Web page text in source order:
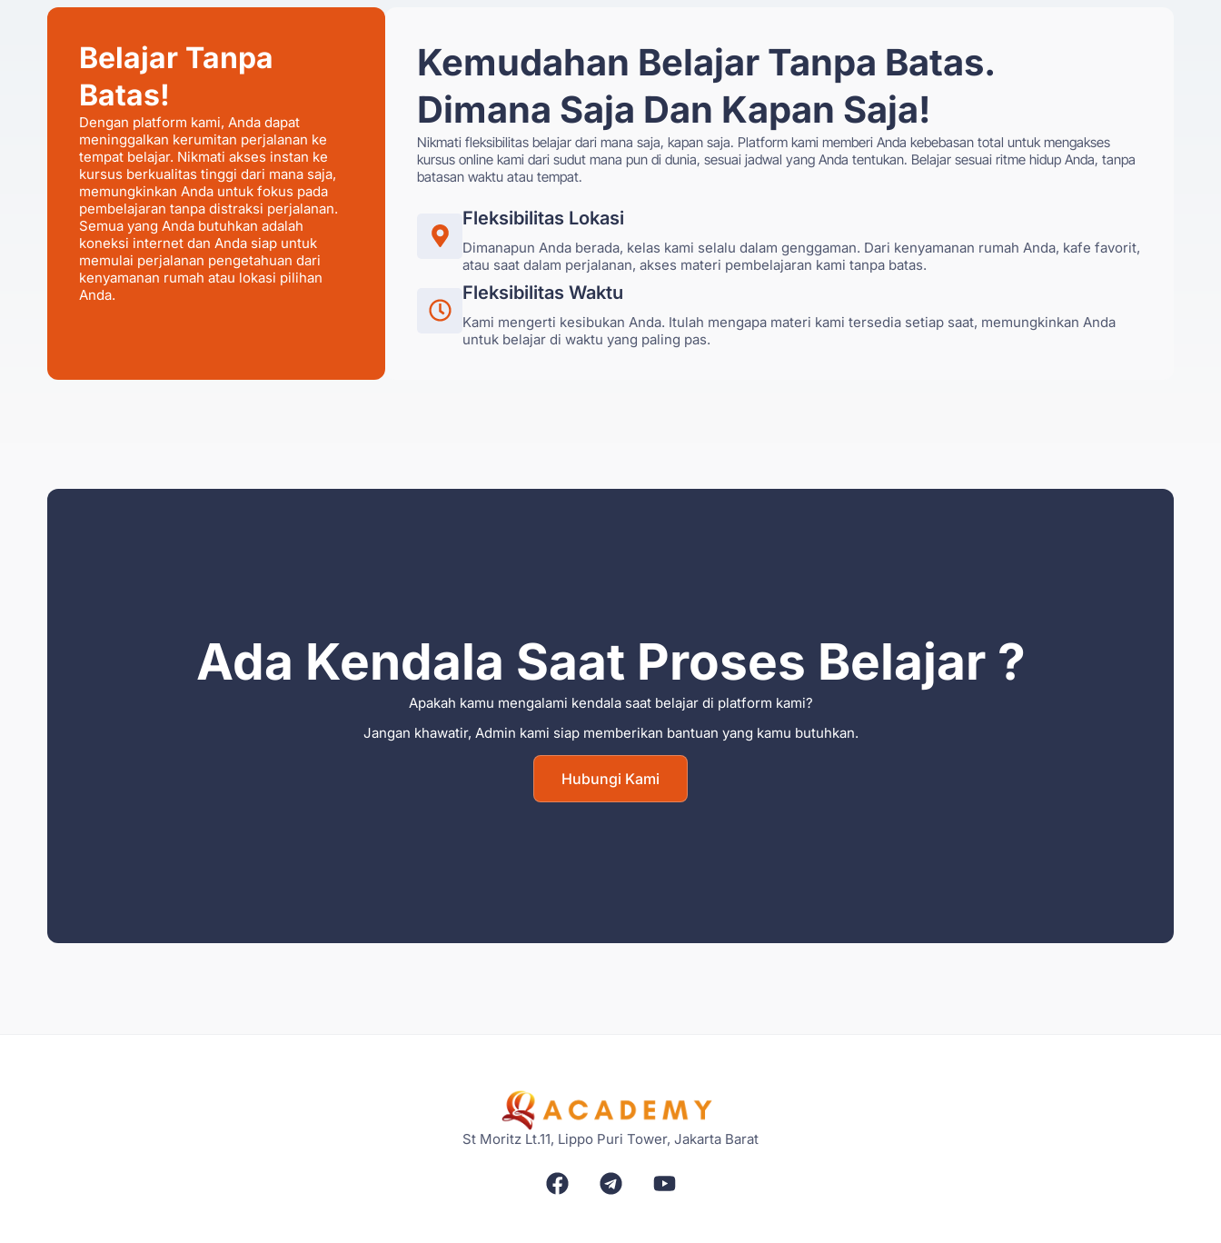
Belajar Tanpa
Batas!
Dengan platform kami, Anda dapat
meninggalkan kerumitan perjalanan ke
tempat belajar. Nikmati akses instan ke
kursus berkualitas tinggi dari mana saja,
memungkinkan Anda untuk fokus pada
pembelajaran tanpa distraksi perjalanan.
Semua yang Anda butuhkan adalah
koneksi internet dan Anda siap untuk
memulai perjalanan pengetahuan dari
kenyamanan rumah atau lokasi pilihan
Anda.
Kemudahan Belajar Tanpa Batas.
Dimana Saja Dan Kapan Saja!
Nikmati fleksibilitas belajar dari mana saja, kapan saja. Platform kami memberi Anda kebebasan total untuk mengakses
kursus online kami dari sudut mana pun di dunia, sesuai jadwal yang Anda tentukan. Belajar sesuai ritme hidup Anda, tanpa
batasan waktu atau tempat.
Fleksibilitas Lokasi
Dimanapun Anda berada, kelas kami selalu dalam genggaman. Dari kenyamanan rumah Anda, kafe favorit,
atau saat dalam perjalanan, akses materi pembelajaran kami tanpa batas.
Fleksibilitas Waktu
Kami mengerti kesibukan Anda. Itulah mengapa materi kami tersedia setiap saat, memungkinkan Anda
untuk belajar di waktu yang paling pas.
Ada Kendala Saat Proses Belajar ?
Apakah kamu mengalami kendala saat belajar di platform kami?
Jangan khawatir, Admin kami siap memberikan bantuan yang kamu butuhkan.
Hubungi Kami
St Moritz Lt.11, Lippo Puri Tower, Jakarta Barat